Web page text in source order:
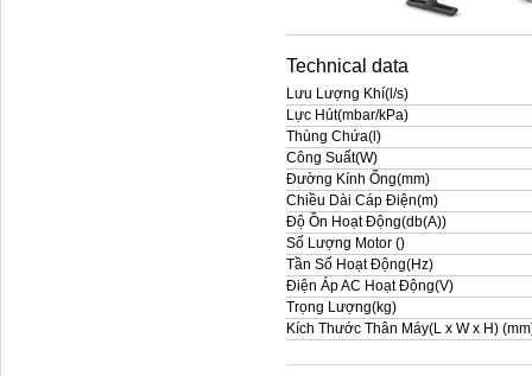
Technical data
Lưu Lượng Khí(l/s)
Lực Hút(mbar/kPa)
Thùng Chứa(l)
Công Suất(W)
Đường Kính Ống(mm)
Chiều Dài Cáp Điện(m)
Độ Ồn Hoạt Động(db(A))
Số Lượng Motor ()
Tần Số Hoạt Động(Hz)
Điện Áp AC Hoạt Động(V)
Trọng Lượng(kg)
Kích Thước Thân Máy(L x W x H)